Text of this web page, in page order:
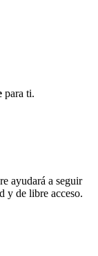
para ti.
ayudará a seguir
y de libre acceso.